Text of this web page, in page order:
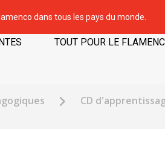
dans tous les pays du monde.
TOUT POUR LE
CD